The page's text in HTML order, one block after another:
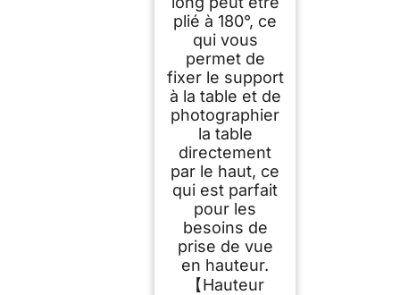
plié à 180°, ce
qui vous
permet de
fixer le support
à la table et de
photographier
la table
directement
par le haut, ce
qui est parfait
pour les
besoins de
prise de vue
en hauteur.
【Hauteur